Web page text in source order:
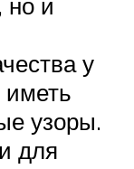
но и
у
узоры.
для